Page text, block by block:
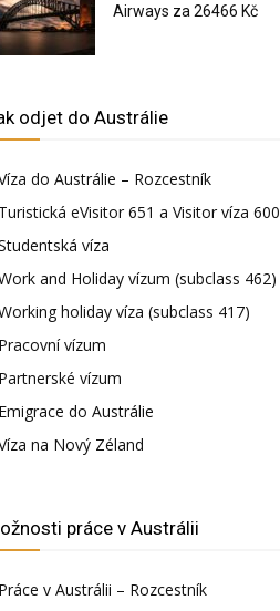
Airways za 26466 Kč
odjet do Austrálie
do Austrálie – Rozcestník
eVisitor 651 a Visitor víza 600
víza
and Holiday vízum (subclass 462)
holiday víza (subclass 417)
vízum
vízum
do Austrálie
na Nový Zéland
práce v Austrálii
v Austrálii – Rozcestník